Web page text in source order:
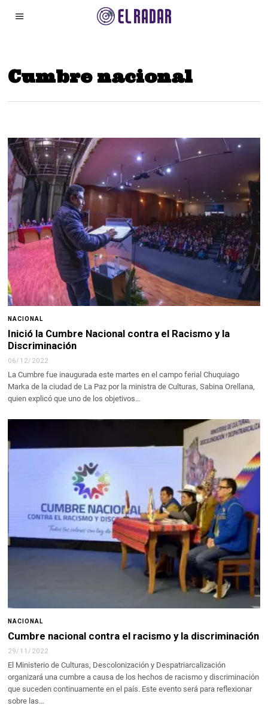
Cumbre nacional
NACIONAL
Inició la Cumbre Nacional contra el Racismo y la
Discriminación
06/12/2022
La Cumbre fue inaugurada este martes en el campo ferial Chuquiago
Marka de la ciudad de La Paz por la ministra de Culturas, Sabina Orellana,
quien explicó que uno de los objetivos…
NACIONAL
Cumbre nacional contra el racismo y la discriminación
29/11/2022
El Ministerio de Culturas, Descolonización y Despatriarcalización
organizará una cumbre a causa de los hechos de racismo y discriminación
que suceden continuamente en el país. Este evento será para reflexionar
sobre las…